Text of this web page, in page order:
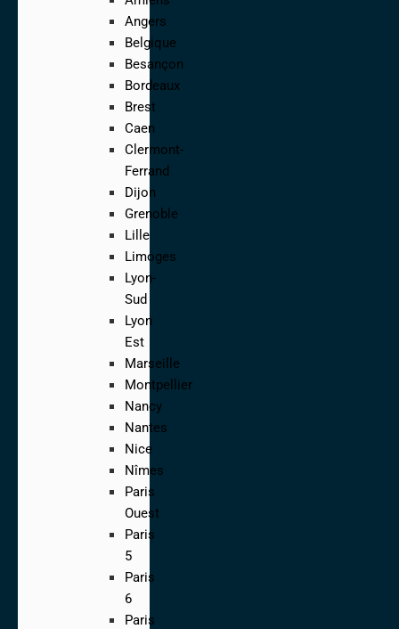
Angers
Belgique
Besançon
Bordeaux
Brest
Caen
Clermont-
Ferrand
Dijon
Grenoble
Lille
Limoges
Lyon-
Sud
Lyon
Est
Marseille
Montpellier
Nancy
Nantes
Nice
Nîmes
Paris
Ouest
Paris
5
Paris
6
Paris